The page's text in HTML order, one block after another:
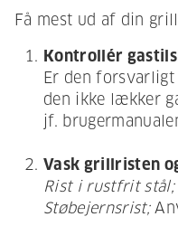
Få mest ud af din
Kontrollér
Er den
den ikke lækker
jf.
Vask grillristen
Rist i rustfrit stål;
Støbejernsrist;